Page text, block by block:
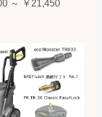
～ ￥21,450